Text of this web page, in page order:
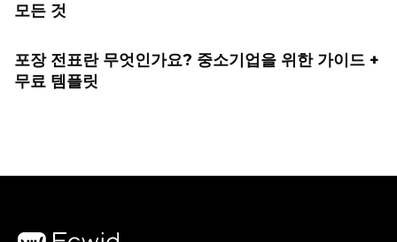
모든 것
포장 전표란 무엇인가요? 중소기업을 위한 가이드 +
무료 템플릿